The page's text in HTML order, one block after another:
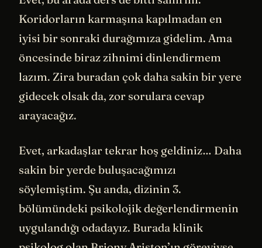
Koridorların karmaşına kapılmadan en
iyisi bir sonraki durağımıza gidelim. Ama
öncesinde biraz zihnimi dinlendirmem
lazım. Zira buradan çok daha sakin bir yere
gidecek olsak da, zor sorulara cevap
arayacağız.
Evet, arkadaşlar tekrar hoş geldiniz… Daha
sakin bir yerde buluşacağımızı
söylemiştim. Şu anda, dizinin 3.
bölümündeki psikolojik değerlendirmenin
uygulandığı odadayız. Burada klinik